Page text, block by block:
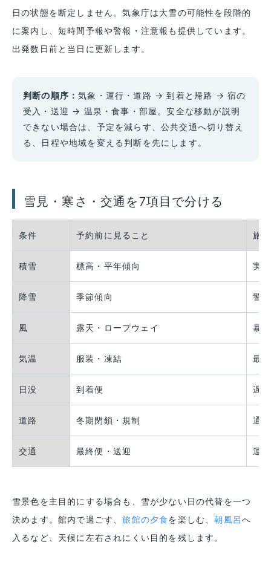
日の状態を断定しません。気象庁は大雪の可能性を段階的
に案内し、短時間予報や警報・注意報も提供しています。
出発数日前と当日に更新します。
判断の順序：気象・運行・道路 → 到着と帰路 → 宿の
受入・送迎 → 温泉・食事・部屋。安全な移動が説明
できない場合は、予定を減らす、公共交通へ切り替え
る、日程や地域を変える判断を先にします。
雪見・寒さ・交通を7項目で分ける
条件 予約前に見ること 旅
積雪 標高・平年傾向 実
降雪 季節傾向 警
風 露天・ロープウェイ 暴
気温 服装・凍結 最
日没 到着便 遅
道路 冬期閉鎖・規制 通
交通 最終便・送迎 運
雪景色を主目的にする場合も、雪が少ない日の代替を一つ
決めます。館内で過ごす、旅館の夕食を楽しむ、朝風呂へ
入るなど、天候に左右されにくい目的を残します。